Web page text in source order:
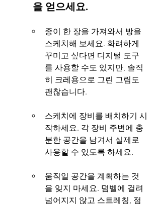
을 얻으세요.
종이 한 장을 가져와서 방을
스케치해 보세요. 화려하게
꾸미고 싶다면 디지털 도구
를 사용할 수도 있지만, 솔직
히 크레용으로 그린 ​​그림도
괜찮습니다.
스케치에 장비를 배치하기 시
작하세요. 각 장비 주변에 충
분한 공간을 남겨서 실제로
사용할 수 있도록 하세요.
움직일 공간을 계획하는 것
을 잊지 마세요. 덤벨에 걸려
넘어지지 않고 스트레칭, 점